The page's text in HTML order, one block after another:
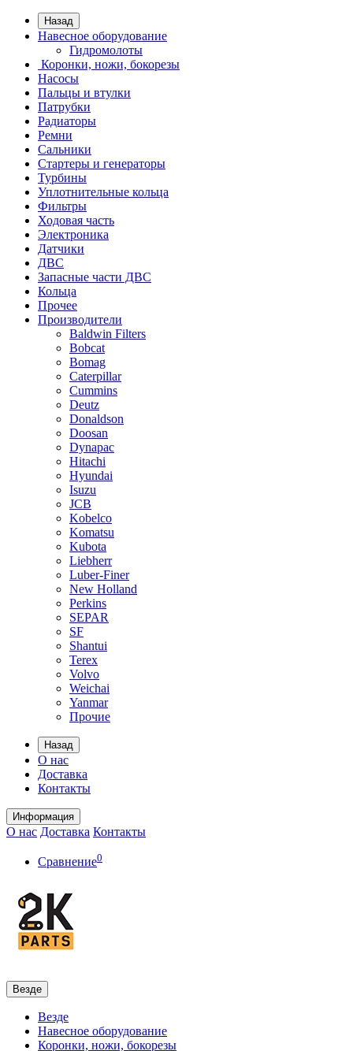
Назад
Навесное оборудование
Гидромолоты
Коронки, ножи, бокорезы
Насосы
Пальцы и втулки
Патрубки
Радиаторы
Ремни
Сальники
Стартеры и генераторы
Турбины
Уплотнительные кольца
Фильтры
Ходовая часть
Электроника
Датчики
ДВС
Запасные части ДВС
Кольца
Прочее
Производители
Baldwin Filters
Bobcat
Bomag
Caterpillar
Cummins
Deutz
Donaldson
Doosan
Dynapac
Hitachi
Hyundai
Isuzu
JCB
Kobelco
Komatsu
Kubota
Liebherr
Luber-Finer
New Holland
Perkins
SEPAR
SF
Shantui
Terex
Volvo
Weichai
Yanmar
Прочие
Назад
О нас
Доставка
Контакты
Информация
О нас Доставка Контакты
Сравнение0
Везде
Везде
Навесное оборудование
Коронки, ножи, бокорезы